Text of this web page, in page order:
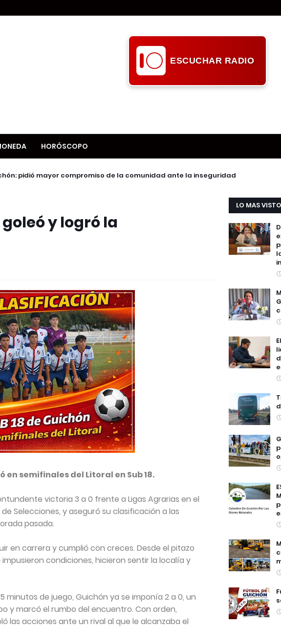
ESCUCHAR RADIO
HORÓSCOPO
pidió mayor compromiso de la comunidad ante la inseguridad
y logró la
en semifinales del Litoral en Sub 18.
victoria 3 a 0 frente a Ligas Agrarias en el
Selecciones, y aseguró su clasificación a las
pasada.
en carrera y cumplió con creces. Desde el pitazo
condiciones, hicieron sentir la localía y
minutos de juego, Guichón ya se imponía 2 a 0, un
y marcó el rumbo del encuentro. Con orden,
las acciones ante un rival al que le alcanzaba el
LO MAS VISTO